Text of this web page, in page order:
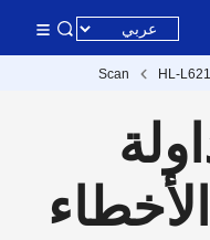
HL-
Scan